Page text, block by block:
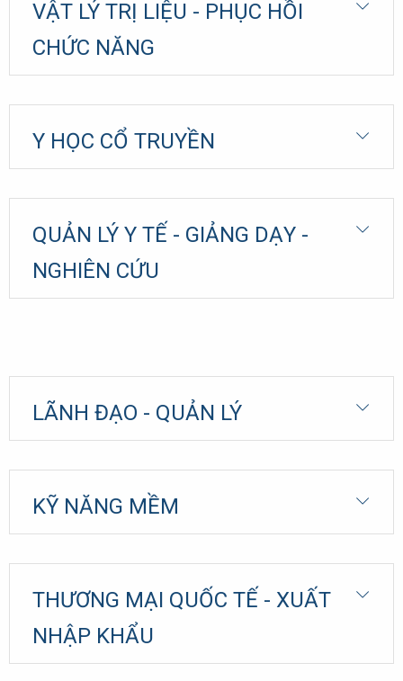
VẬT LÝ TRỊ LIỆU - PHỤC HỒI
CHỨC NĂNG
Y HỌC CỔ TRUYỀN
QUẢN LÝ Y TẾ - GIẢNG DẠY -
NGHIÊN CỨU
LÃNH ĐẠO - QUẢN LÝ
KỸ NĂNG MỀM
THƯƠNG MẠI QUỐC TẾ - XUẤT
NHẬP KHẨU